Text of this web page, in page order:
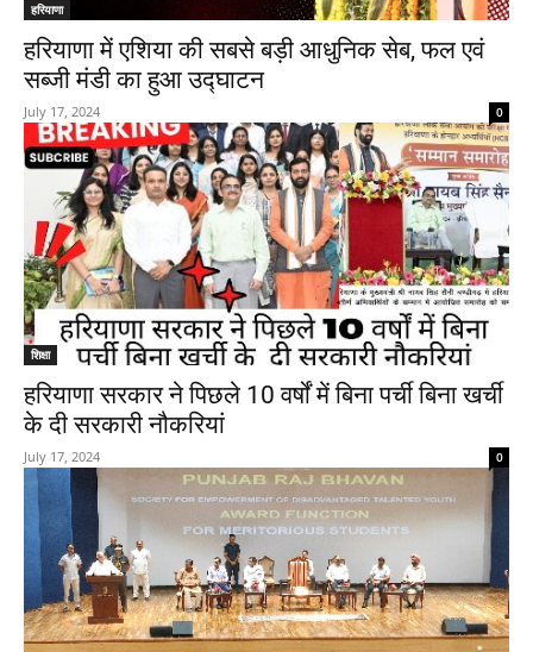
हरियाणा
हरियाणा में एशिया की सबसे बड़ी आधुनिक सेब, फल एवं
सब्जी मंडी का हुआ उद्घाटन
July 17, 2024 0
शिक्षा
हरियाणा सरकार ने पिछले 10 वर्षों में बिना पर्ची बिना खर्ची
के दी सरकारी नौकरियां
July 17, 2024 0